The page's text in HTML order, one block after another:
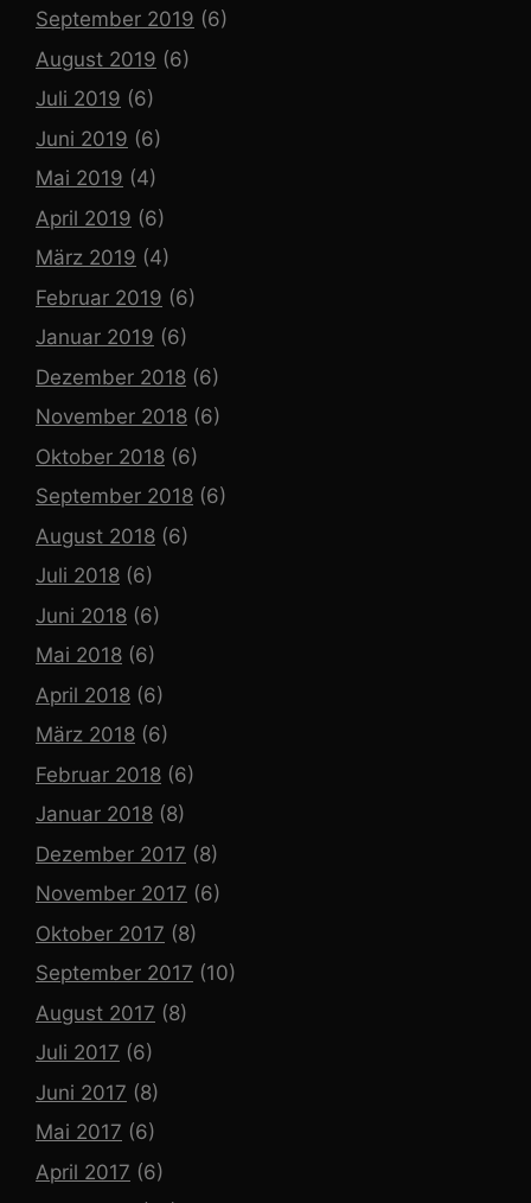
September 2019 (6)
August 2019 (6)
Juli 2019 (6)
Juni 2019 (6)
Mai 2019 (4)
April 2019 (6)
März 2019 (4)
Februar 2019 (6)
Januar 2019 (6)
Dezember 2018 (6)
November 2018 (6)
Oktober 2018 (6)
September 2018 (6)
August 2018 (6)
Juli 2018 (6)
Juni 2018 (6)
Mai 2018 (6)
April 2018 (6)
März 2018 (6)
Februar 2018 (6)
Januar 2018 (8)
Dezember 2017 (8)
November 2017 (6)
Oktober 2017 (8)
September 2017 (10)
August 2017 (8)
Juli 2017 (6)
Juni 2017 (8)
Mai 2017 (6)
April 2017 (6)